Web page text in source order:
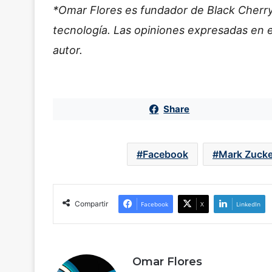
*Omar Flores es fundador de Black
tecnología. Las opiniones expresadas en
autor.
Share
Facebook Mark
Compartir Facebook X LinkedIn
Omar Flores